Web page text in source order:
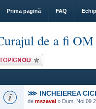
Prima pagină FAQ
de a fi OM
un subiect
⋙ INCHEIEREA
de mszavai » Dum, Noi 09